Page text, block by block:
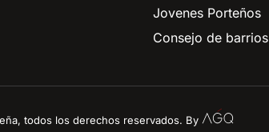
Jovenes Porteños
Consejo de barrios
todos los derechos reservados. By